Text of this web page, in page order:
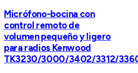
Micrófono-bocina con
control remoto de
volumen pequeño y ligero
para radios Kenwood
TK3230/3000/3402/3312/